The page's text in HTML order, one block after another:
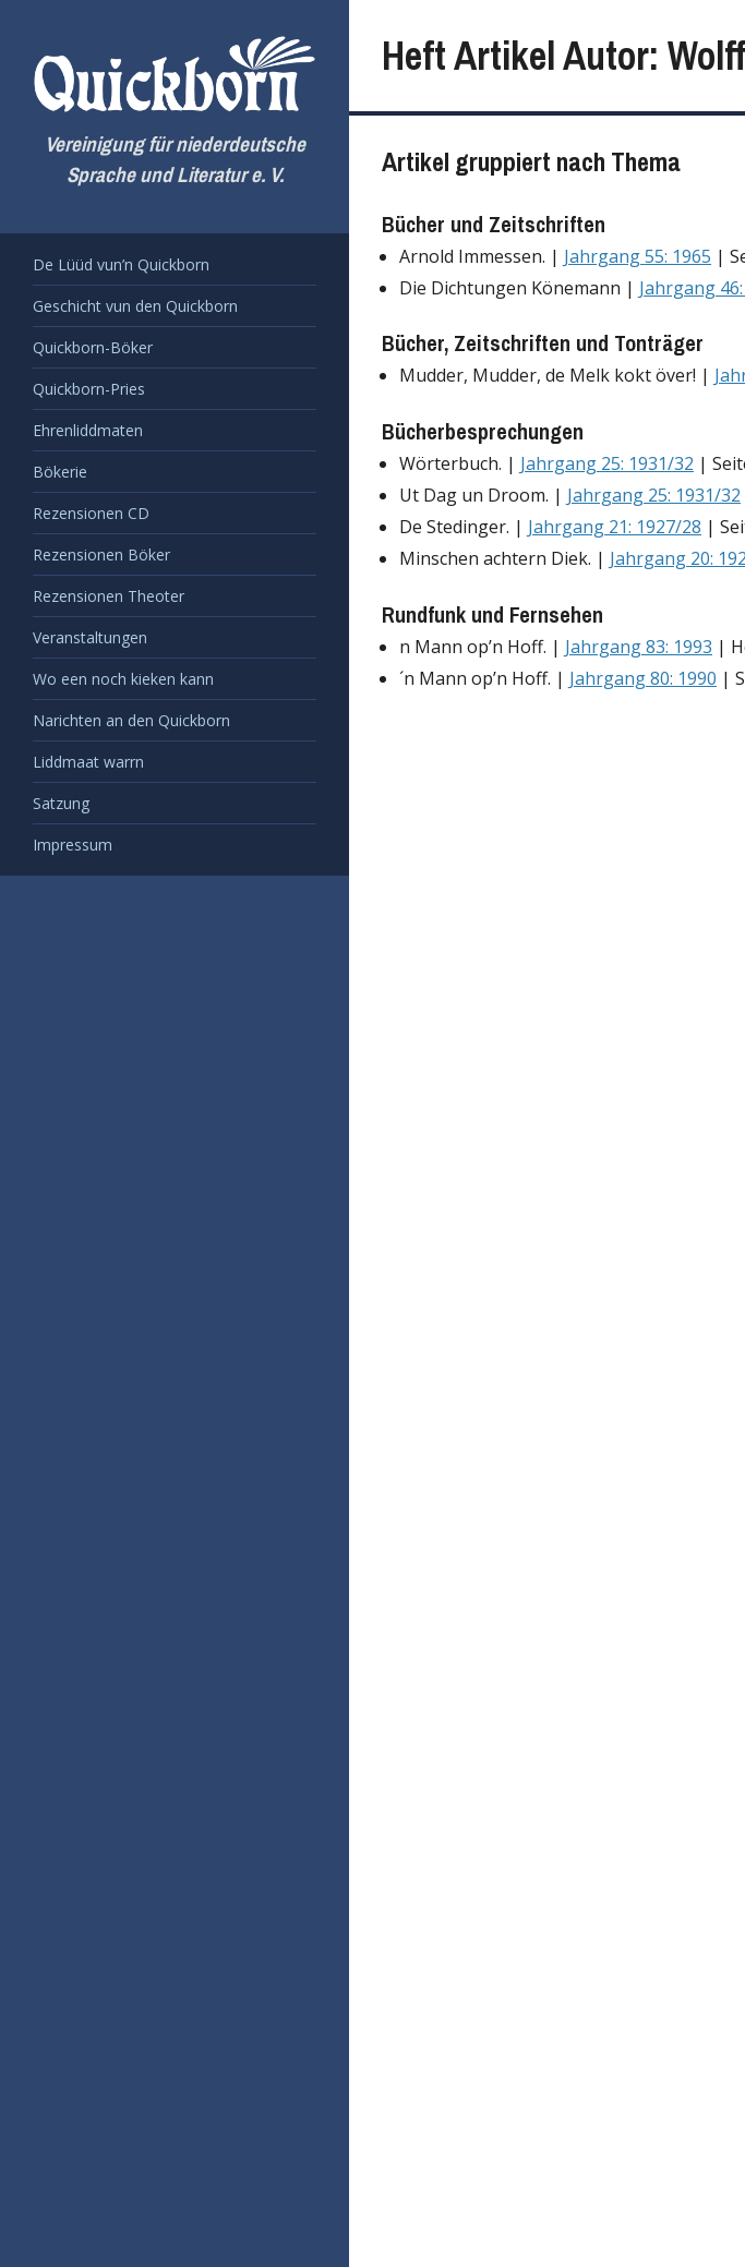
springen
Vereinigung für niederdeutsche
Sprache und Literatur e. V.
De Lüüd vun’n Quickborn
Geschicht vun den Quickborn
Quickborn-Böker
Quickborn-Pries
Ehrenliddmaten
Bökerie
Rezensionen CD
Rezensionen Böker
Rezensionen Theoter
Veranstaltungen
Wo een noch kieken kann
Narichten an den Quickborn
Liddmaat warrn
Satzung
Impressum
Heft Artikel Autor:
Artikel gruppiert nach Thema
Bücher und Zeitschriften
Arnold Immessen. | Jahrgang 55: 1965 |
Die Dichtungen Könemann | Jahrgang
Bücher, Zeitschriften und Tonträger
Mudder, Mudder, de Melk kokt över! |
Bücherbesprechungen
Wörterbuch. | Jahrgang 25: 1931/32 |
Ut Dag un Droom. | Jahrgang 25: 1931/32
De Stedinger. | Jahrgang 21: 1927/28 |
Minschen achtern Diek. | Jahrgang 20:
Rundfunk und Fernsehen
n Mann op’n Hoff. | Jahrgang 83: 1993 |
´n Mann op’n Hoff. | Jahrgang 80: 1990 |